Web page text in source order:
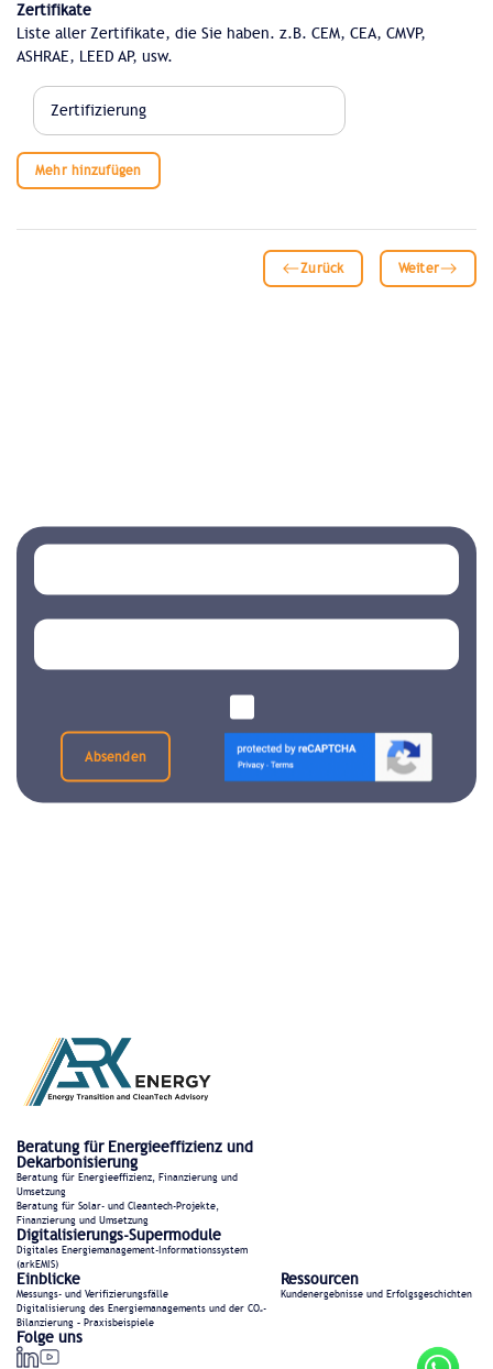
Zertifikate
Liste aller Zertifikate, die Sie haben. z.B. CEM, CEA, CMVP,
ASHRAE, LEED AP, usw.
Mehr hinzufügen
Weiter
Zurück
Absenden
Beratung für Energieeffizienz und
Dekarbonisierung
Beratung für Energieeffizienz, Finanzierung und
Umsetzung
Beratung für Solar- und Cleantech-Projekte,
Finanzierung und Umsetzung
Digitalisierungs-Supermodule
Digitales Energiemanagement-Informationssystem
(arkEMIS)
Einblicke
Messungs- und Verifizierungsfälle
Digitalisierung des Energiemanagements und der CO₂-
Bilanzierung – Praxisbeispiele
Ressourcen
Kundenergebnisse und Erfolgsgeschichten
Folge uns